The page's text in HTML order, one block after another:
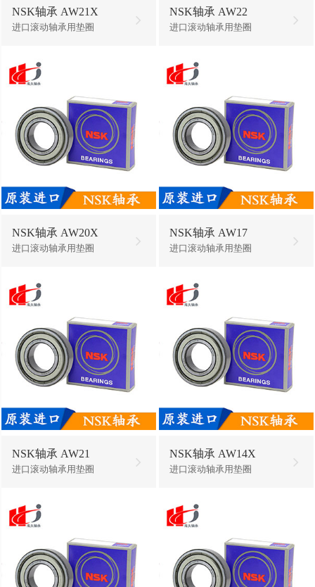
NSK轴承 AW21X
进口滚动轴承用垫圈
NSK轴承 AW22
进口滚动轴承用垫圈
NSK轴承 AW20X
进口滚动轴承用垫圈
NSK轴承 AW17
进口滚动轴承用垫圈
NSK轴承 AW21
进口滚动轴承用垫圈
NSK轴承 AW14X
进口滚动轴承用垫圈